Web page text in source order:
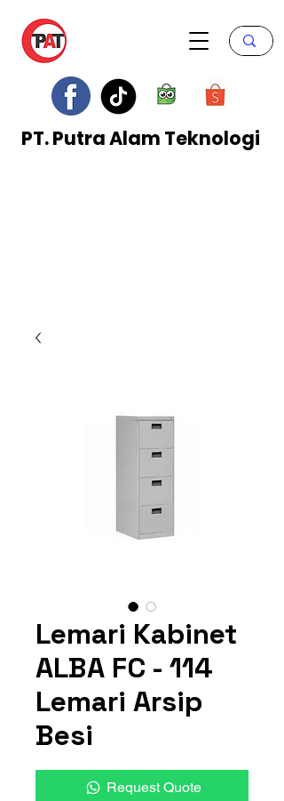
PT. Putra Alam Teknologi
Lemari Kabinet
ALBA FC - 114
Lemari Arsip
Besi
Request Quote